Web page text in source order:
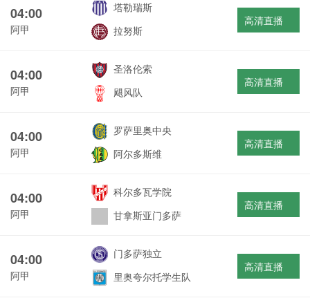
04:00
阿甲
塔勒瑞斯
拉努斯
高清直播
04:00
阿甲
圣洛伦索
飓风队
高清直播
04:00
阿甲
罗萨里奥中央
阿尔多斯维
高清直播
04:00
阿甲
科尔多瓦学院
甘拿斯亚门多萨
高清直播
04:00
阿甲
门多萨独立
里奥夸尔托学生队
高清直播